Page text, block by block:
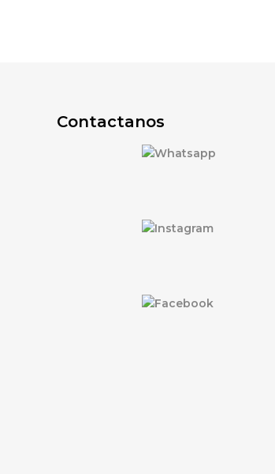
Contactanos